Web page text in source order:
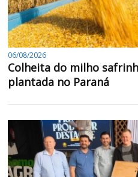
06/08/2026
Colheita do milho
plantada no Paraná